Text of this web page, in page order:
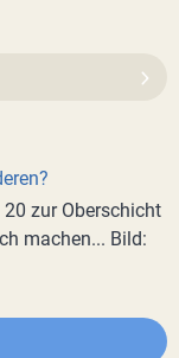
zur Oberschicht
machen... Bild: